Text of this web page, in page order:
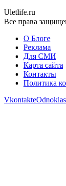
Uletlife.ru
Все права
О Блоге
Реклама
Для СМИ
Карта сайта
Контакты
Политика
Vkontakte